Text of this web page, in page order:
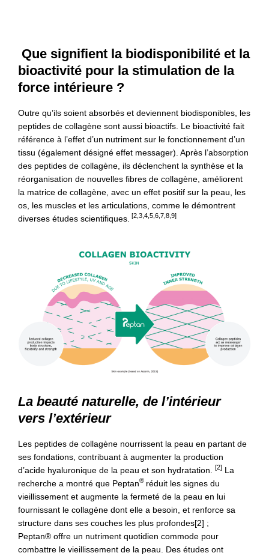
Que signifient la biodisponibilité et la
bioactivité pour la stimulation de la
force intérieure ?
Outre qu’ils soient absorbés et deviennent biodisponibles, les
peptides de collagène sont aussi bioactifs. Le bioactivité fait
référence à l’effet d’un nutriment sur le fonctionnement d’un
tissu (également désigné effet messager). Après l’absorption
des peptides de collagène, ils déclenchent la synthèse et la
réorganisation de nouvelles fibres de collagène, améliorent
la matrice de collagène, avec un effet positif sur la peau, les
os, les muscles et les articulations, comme le démontrent
diverses études scientifiques.
[2,3,4,5,6,7,8,9]
La beauté naturelle, de l’intérieur
vers l’extérieur
Les peptides de collagène nourrissent la peau en partant de
ses fondations, contribuant à augmenter la production
d’acide hyaluronique de la peau et son hydratation.
[2] La
recherche a montré que Peptan® réduit les signes du
vieillissement et augmente la fermeté de la peau en lui
fournissant le collagène dont elle a besoin, et renforce sa
structure dans ses couches les plus profondes[2] ;
Peptan® offre un nutriment quotidien commode pour
combattre le vieillissement de la peau. Des études ont